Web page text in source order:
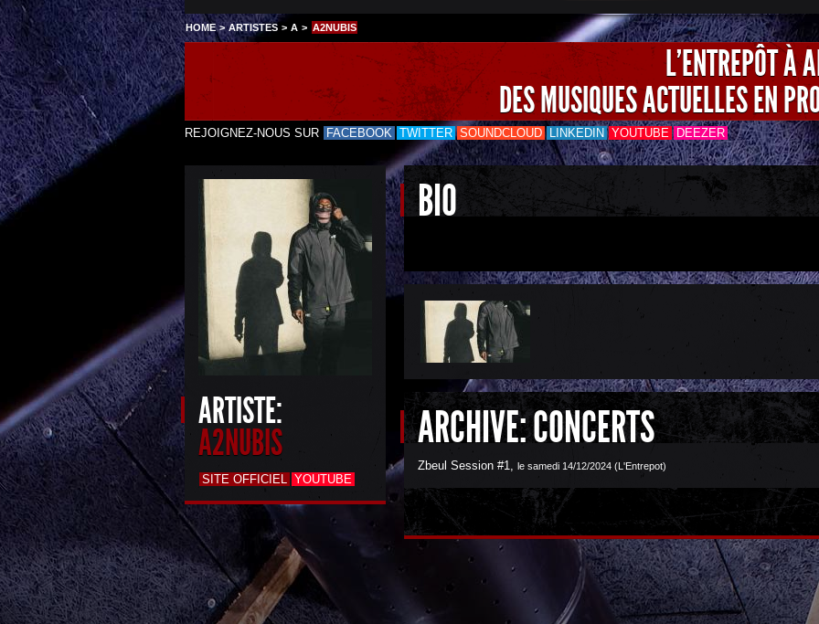
HOME>ARTISTES > A > A2NUBIS
L'ENTREPÔT À
DES MUSIQUES ACTUELLES EN
REJOIGNEZ-NOUS SUR FACEBOOK TWITTER SOUNDCLOUD LINKEDIN YOUTUBE DEEZER
ARTISTE:
A2NUBIS
SITE OFFICIEL YOUTUBE
BIO
ARCHIVE: CONCERTS
Zbeul Session #1, le samedi 14/12/2024 (L'Entrepot)